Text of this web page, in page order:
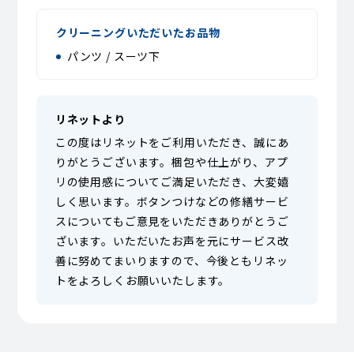
クリーニングいただいたお品物
パンツ / スーツ下
リネットより
この度はリネットをご利用いただき、誠にあ
りがとうございます。梱包や仕上がり、アプ
リの使用感についてご満足いただき、大変嬉
しく思います。ボタンつけなどの修繕サービ
スについてもご意見をいただきありがとうご
ざいます。いただいたお声を元にサービス改
善に努めてまいりますので、今後ともリネッ
トをよろしくお願いいたします。